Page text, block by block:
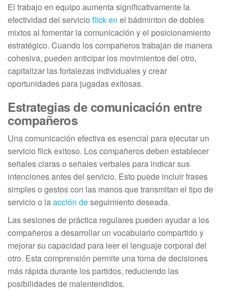
El trabajo en equipo aumenta significativamente la
efectividad del servicio flick en el bádminton de dobles
mixtos al fomentar la comunicación y el posicionamiento
estratégico. Cuando los compañeros trabajan de manera
cohesiva, pueden anticipar los movimientos del otro,
capitalizar las fortalezas individuales y crear
oportunidades para jugadas exitosas.
Estrategias de comunicación entre
compañeros
Una comunicación efectiva es esencial para ejecutar un
servicio flick exitoso. Los compañeros deben establecer
señales claras o señales verbales para indicar sus
intenciones antes del servicio. Esto puede incluir frases
simples o gestos con las manos que transmitan el tipo de
servicio o laacción deseguimiento deseada.
Las sesiones de práctica regulares pueden ayudar a los
compañeros a desarrollar un vocabulario compartido y
mejorar su capacidad para leer el lenguaje corporal del
otro. Esta comprensión permite una toma de decisiones
más rápida durante los partidos, reduciendo las
posibilidades de malentendidos.